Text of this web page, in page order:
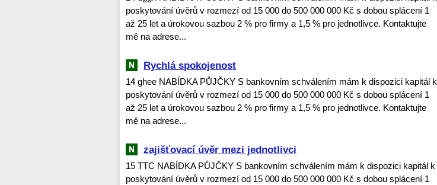
poskytování úvěrů v rozmezí od 15 000 do 500 000 000 Kč s dobou splácení 1
až 25 let a úrokovou sazbou 2 % pro firmy a 1,5 % pro jednotlivce. Kontaktujte
mě na adrese...
Rychlá spokojenost
14 ghee NABÍDKA PŮJČKY S bankovním schválením mám k dispozici kapitál k
poskytování úvěrů v rozmezí od 15 000 do 500 000 000 Kč s dobou splácení 1
až 25 let a úrokovou sazbou 2 % pro firmy a 1,5 % pro jednotlivce. Kontaktujte
mě na adrese...
zajišťovací úvěr mezi jednotlivci
15 TTC NABÍDKA PŮJČKY S bankovním schválením mám k dispozici kapitál k
poskytování úvěrů v rozmezí od 15 000 do 500 000 000 Kč s dobou splácení 1